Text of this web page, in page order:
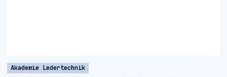
Akademie Ledertechnik